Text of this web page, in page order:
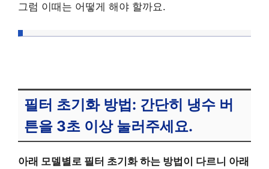
그럼 이때는 어떻게 해야 할까요.
필터 초기화 방법: 간단히 냉수 버
튼을 3초 이상 눌러주세요.
아래 모델별로 필터 초기화 하는 방법이 다르니 아래